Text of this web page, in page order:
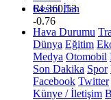
64.360,53
-0.76
Resmi İlan
Hava Durumu
Dünya Eğitim
Medya Otomobil
Son Dakika Spor
Facebook Twitter
Künye / İletişim